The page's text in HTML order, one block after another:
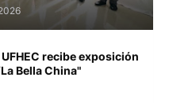
recibe exposición
Bella China"